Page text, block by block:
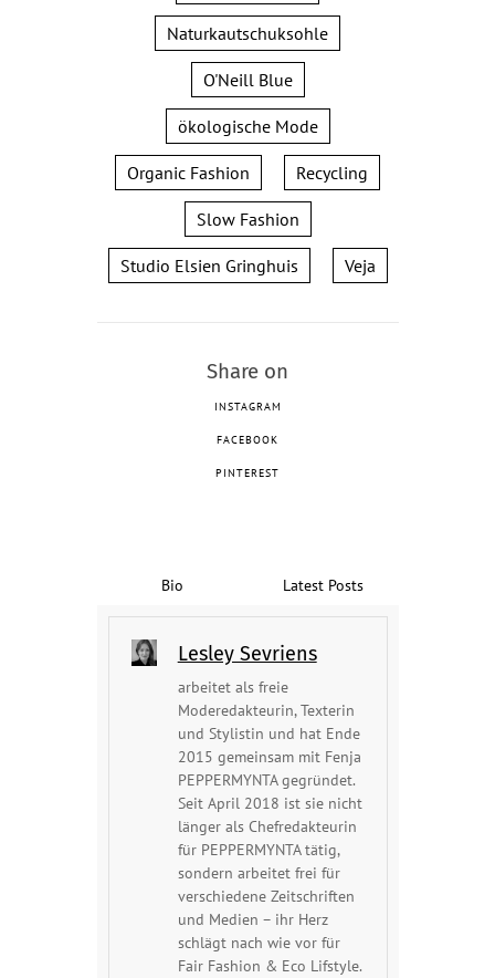
Naturkautschuksohle
O'Neill Blue
ökologische Mode
Organic Fashion Recycling
Slow Fashion
Studio Elsien Gringhuis Veja
Share on
INSTAGRAM
FACEBOOK
PINTEREST
Bio Latest Posts
Lesley Sevriens
arbeitet als freie
Moderedakteurin, Texterin
und Stylistin und hat Ende
2015 gemeinsam mit Fenja
PEPPERMYNTA gegründet.
Seit April 2018 ist sie nicht
länger als Chefredakteurin
für PEPPERMYNTA tätig,
sondern arbeitet frei für
verschiedene Zeitschriften
und Medien – ihr Herz
schlägt nach wie vor für
Fair Fashion & Eco Lifstyle.